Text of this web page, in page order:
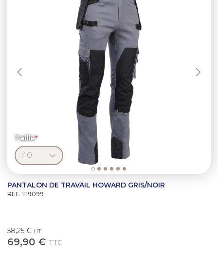
Taille
PANTALON DE TRAVAIL HOWARD GRIS/NOIR
RÉF. 1119099
58,25 € HT
69,90 € TTC